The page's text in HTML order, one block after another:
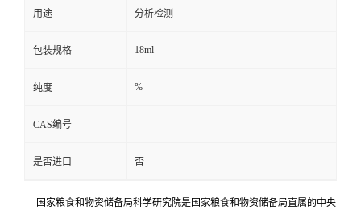
用途 分析检测
包装规格 18ml
纯度 %
CAS编号
是否进口 否
国家粮食和物资储备局科学研究院是国家粮食和物资储备局直属的中央